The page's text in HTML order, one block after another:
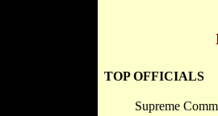
TOP OFFICIALS
Supreme